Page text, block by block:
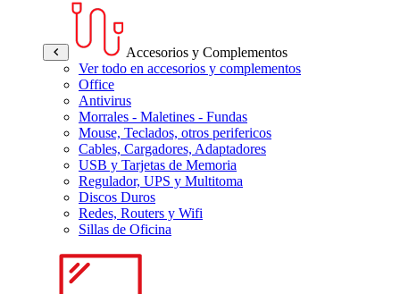
Accesorios y Complementos
Ver todo en accesorios y complementos
Office
Antivirus
Morrales - Maletines - Fundas
Mouse, Teclados, otros perifericos
Cables, Cargadores, Adaptadores
USB y Tarjetas de Memoria
Regulador, UPS y Multitoma
Discos Duros
Redes, Routers y Wifi
Sillas de Oficina